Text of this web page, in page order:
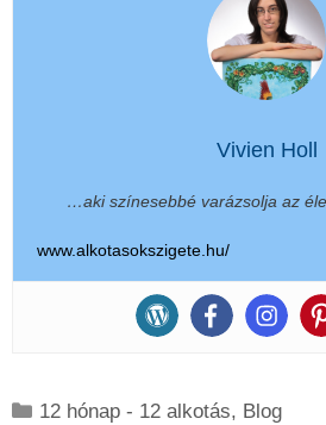
Vivien Holl
…aki színesebbé varázsolja az
www.alkotasokszigete.hu/
Kategória
12 hónap - 12 alkotás, Blog